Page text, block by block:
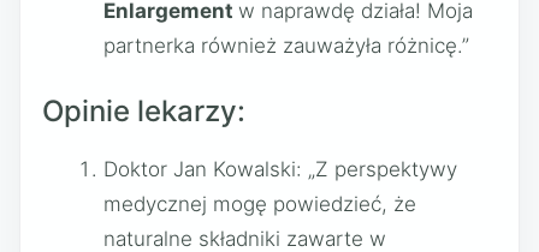
Enlargement w naprawdę działa! Moja
partnerka również zauważyła różnicę.”
Opinie lekarzy:
Doktor Jan Kowalski: „Z perspektywy
medycznej mogę powiedzieć, że
naturalne składniki zawarte w